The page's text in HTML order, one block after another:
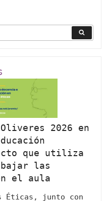
2026 en
que utiliza
las
el aula
Éticas, junto con